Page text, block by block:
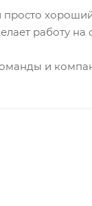
работу на
и